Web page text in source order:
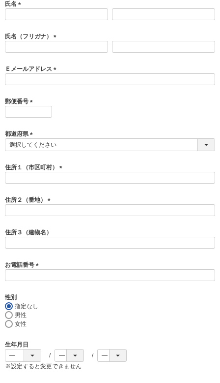
氏名
須
)
氏名（フリガナ）
)
Ｅメールアドレス
郵便番号
)
都道府県
(
必
須
)
住所１（市区町村）
)
住所２（番地）
)
住所３（建物名）
お電話番号
性別
指定なし
男性
女性
生年月日
※設定すると変更できません